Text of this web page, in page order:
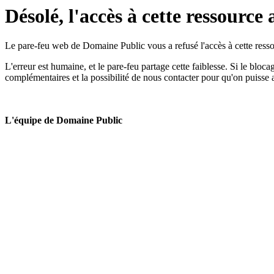
Désolé, l'accès à cette ressource
Le pare-feu web de Domaine Public vous a refusé l'accès à cette
L'erreur est humaine, et le pare-feu partage cette faiblesse. Si le
complémentaires et la possibilité de nous contacter pour qu'on puisse
L'équipe de Domaine Public